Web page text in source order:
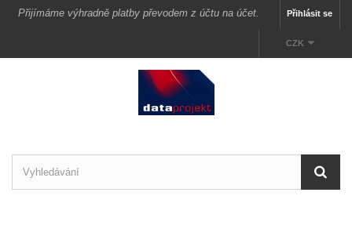
Přijímáme výhradně platby převodem z účtu na účet. Přihlásit se
CZK